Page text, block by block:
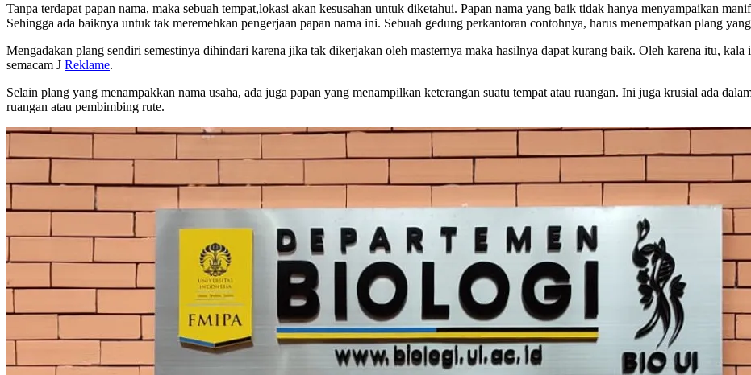
Tanpa terdapat papan nama, maka sebuah tempat,lokasi akan kesusahan untuk diketahui. Papan nama yang baik tidak hanya menyampaikan
Sehingga ada baiknya untuk tak meremehkan pengerjaan papan nama ini. Sebuah gedung perkantoran contohnya, harus menempatkan plang
Mengadakan plang sendiri semestinya dihindari karena jika tak dikerjakan oleh masternya maka hasilnya dapat kurang baik. Oleh karena itu,
semacam J Reklame.
Selain plang yang menampakkan nama usaha, ada juga papan yang menampilkan keterangan suatu tempat atau ruangan. Ini juga krusial ada
ruangan atau pembimbing rute.